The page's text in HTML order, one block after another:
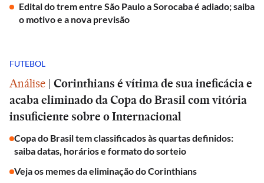
Edital do trem entre São Paulo a Sorocaba é adiado; saiba
o motivo e a nova previsão
FUTEBOL
Análise | Corinthians é vítima de sua ineficácia e
acaba eliminado da Copa do Brasil com vitória
insuficiente sobre o Internacional
Copa do Brasil tem classificados às quartas definidos:
saiba datas, horários e formato do sorteio
Veja os memes da eliminação do Corinthians